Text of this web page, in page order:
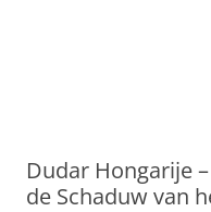
Dudar Hongarije
de Schaduw van